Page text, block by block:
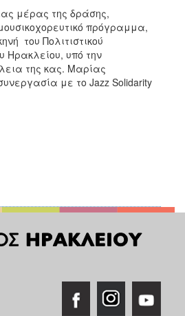
μέρας της δράσης,
πρόγραμμα,
του Πολιτιστικού
Ηρακλείου, υπό την
της κας. Μαρίας
με το Jazz Solidarity